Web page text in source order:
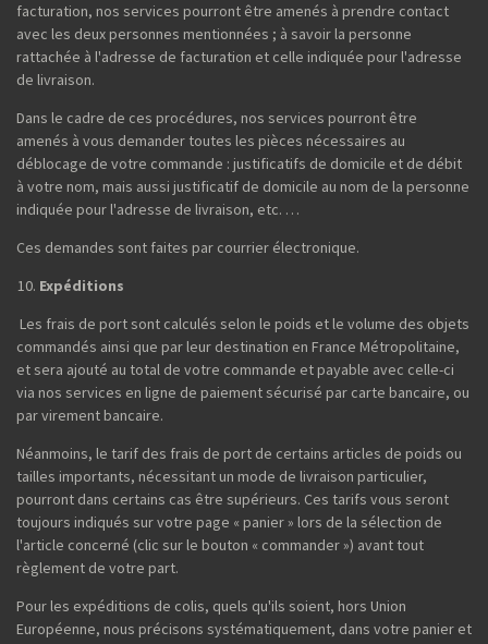
facturation, nos services pourront être amenés à prendre contact
avec les deux personnes mentionnées ; à savoir la personne
rattachée à l'adresse de facturation et celle indiquée pour l'adresse
de livraison.
Dans le cadre de ces procédures, nos services pourront être
amenés à vous demander toutes les pièces nécessaires au
déblocage de votre commande : justificatifs de domicile et de débit
à votre nom, mais aussi justificatif de domicile au nom de la personne
indiquée pour l'adresse de livraison, etc. …
Ces demandes sont faites par courrier électronique.
Expéditions
Les frais de port sont calculés selon le poids et le volume des objets
commandés ainsi que par leur destination en France Métropolitaine,
et sera ajouté au total de votre commande et payable avec celle-ci
via nos services en ligne de paiement sécurisé par carte bancaire, ou
par virement bancaire.
Néanmoins, le tarif des frais de port de certains articles de poids ou
tailles importants, nécessitant un mode de livraison particulier,
pourront dans certains cas être supérieurs. Ces tarifs vous seront
toujours indiqués sur votre page « panier » lors de la sélection de
l'article concerné (clic sur le bouton « commander ») avant tout
règlement de votre part.
Pour les expéditions de colis, quels qu'ils soient, hors Union
Européenne, nous précisons systématiquement, dans votre panier et